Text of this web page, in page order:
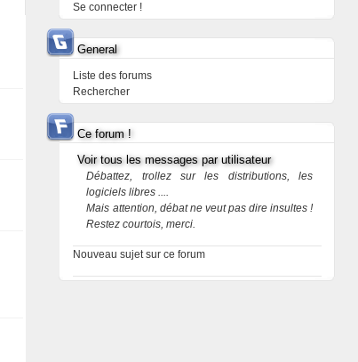
Se connecter !
General
Liste des forums
Rechercher
Ce forum !
Voir tous les messages par utilisateur
Débattez, trollez sur les distributions, les
logiciels libres ....
Mais attention, débat ne veut pas dire insultes !
Restez courtois, merci.
Nouveau sujet sur ce forum